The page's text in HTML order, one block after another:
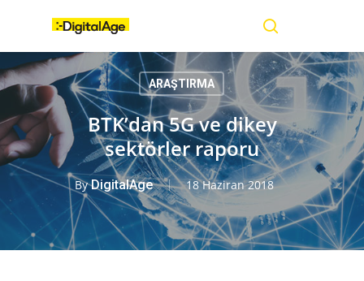
content
ARAŞTIRMA
BTK’dan 5G ve dikey
sektörler raporu
By DigitalAge 18 Haziran 2018